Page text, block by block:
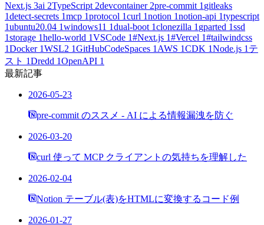
Next.js 3ai 2TypeScript 2devcontainer 2pre-commit 1 gitleaks
1detect-secrets 1mcp 1protocol 1curl 1notion 1notion-api 1typescript
1ubuntu20.04 1windows11 1dual-boot 1clonezilla 1 gparted 1ssd
1storage 1hello-world 1VSCode 1#Next.js 1#Vercel 1#tailwindcss
1Docker 1WSL2 1GitHubCodeSpaces 1 AWS 1CDK 1Node.js 1 テ
スト 1Dredd 1OpenAPI 1
最新記事
2026-05-23
pre-commit のススメ - AI による情報漏洩を防ぐ
2026-03-20
curl 使って MCP クライアントの気持ちを理解した
2026-02-04
Notion テーブル(表)をHTMLに変換するコード例
2026-01-27